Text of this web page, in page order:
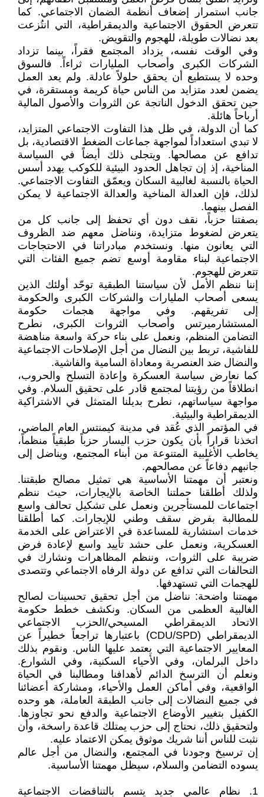
جانب استمرار إضعاف أنظمة الضمان الاجتماعي. كما
تتعرض الحقوق الاجتماعية والديمقراطية، التي انتُزعت
بعد نضالات طويلة، للهجوم والتقويض.
وفي الوقت نفسه، يزداد المجتمع فقراً، بينما تزداد
الشركات الكبرى وأصحاب المليارات ثراءاً. فالسوق
وحده لا يستطيع أن يحقق حلولاً عادلة. ولم يعد العمل
يضمن لعدد متزايد من الناس حياة كريمة ومستقرة، في
حين تحقق الدخول الناتجة عن الثروات والأصول المالية
أرباحاً هائلة.
كما أن الدولة، في ظل هذا التفاوت الاجتماعي المتزايد،
لا تبدي استعداداً لمواجهة جماعات الضغط الاقتصادية، بل
تدافع عن مصالحها. ويتجلى ذلك أيضاً في السياسة
المناخية، إذ إن تجاهل الحدود البيئية للكوكب يهدد أسس
الحياة بالنسبة لغالبية السكان ويعمّق التفاوت الاجتماعي.
لذلك، فإن العدالة المناخية والعدالة الاجتماعية لا يمكن
الفصل بينهما.
بصفتنا حزباً، نقف دون أي تحفظ إلى جانب كل من
يتعرض لضغوط متزايدة، ونناضل معهم ضد الظروف
التي يعانون منها. ونستخدم مبادراتنا في الاحتجاجات
الاجتماعية لبناء مقاومة أوسع تضم جميع الفئات التي
تتعرض للهجوم.
إننا ننظم الأمل لأن سياستنا الطبقية توحّد أولئك الذين
يسعى أصحاب المليارات والشركات الكبرى والحكومة
إلى تفريقهم. وفي مواجهة هجمات حكومة
المستشارميرتس وأصحاب الثروات الكبرى، نطرح
التضامن المنظم، ونعمل على بناء حركة واسعة مناهضة
للفاشية، تربط بين النضال من أجل الإصلاحات الاجتماعية
والنضال ضد العنصرية ومعاداة السامية والفاشية.
كما نعارض سياسة العسكرة وإعادة التسلح والحروب،
انطلاقاً من رؤيتنا لمجتمع قادر على تحقيق السلام. وفي
مواجهة سياساتهم، نطرح بديلنا المتمثل في الاشتراكية
الديمقراطية والبيئية.
في المؤتمر الذي عُقد في مدينة كيمنتس العام الماضي،
اتخذنا قراراً بأن يكون حزب اليسار حزباً طبقياً منظماً،
يخاطب الأغلبية المتنوعة من أبناء المجتمع، ويناضل إلى
جانبهم دفاعاً عن مصالحهم.
ونعتبر أن مهمتنا الأساسية هي تمثيل مصالح طبقتنا.
ولذلك أطلقنا حملتنا الخاصة بالإيجارات، حيث ننظم
اجتماعات للمستأجرين ونعمل على تشكيل تحالف واسع
للمطالبة بفرض سقف وطني للإيجارات. كما أطلقنا
خدمات استشارية للمساعدة في الاعتراض على الخدمة
العسكرية، ونعمل على حشد تأييد واسع لإعادة فرض
ضريبة على الثروات، وننظم المظاهرات ونشارك في
التحالفات التي تدافع عن دولة الرفاه الاجتماعي وتتصدى
للهجمات التي تستهدفها.
مهمتنا واضحة: نناضل من أجل تحقيق تحسينات لصالح
الغالبية العظمى من السكان. ونكشف خطط حكومة
الاتحاد الديمقراطي المسيحي/الحزب الاجتماعي
الديمقراطي (CDU/SPD) باعتبارها تراجعاً خطيراً عن
المعايير الاجتماعية التي يعتمد عليها الناس. ونقوم بذلك
داخل البرلمان، وفي الأحياء السكنية، وفي الشوارع.
ونعلم أن الترسخ الدائم لأهدافنا ومطالبنا في الحياة
الواقعية، وفي أماكن العمل والأحياء، ومشاركة أعضائنا
في جميع النضالات إلى جانب الطبقة العاملة، هو وحده
الكفيل بتغيير الأوضاع الاجتماعية والدفع نحو تجاوزها.
ولتحقيق ذلك، نحتاج إلى حزب يمتلك قاعدة راسخة، وأن
نثبت للناس أننا شريك موثوق يمكن الاعتماد عليه.
إن ترسيخ وجودنا في المجتمع، والنضال من أجل عالم
يسوده التضامن والسلام، سيظل مهمتنا الأساسية.
1. نظام عالمي جديد يتسم بالتناقضات الاجتماعية